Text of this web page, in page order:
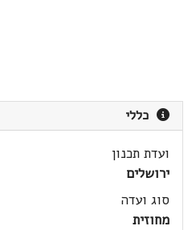
כללי
ועדת תכנון
ירושלים
סוג ועדה
מחוזית